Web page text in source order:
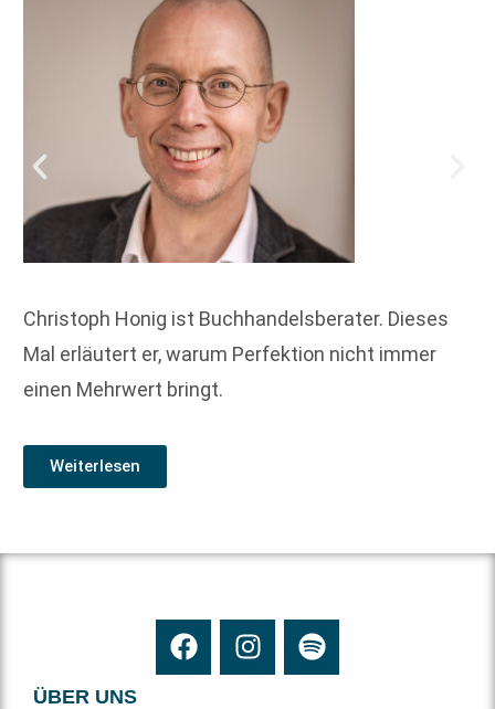
Christoph Honig ist Buchhandelsberater. Dieses
Mal erläutert er, warum Perfektion nicht immer
einen Mehrwert bringt.
Weiterlesen
ÜBER UNS